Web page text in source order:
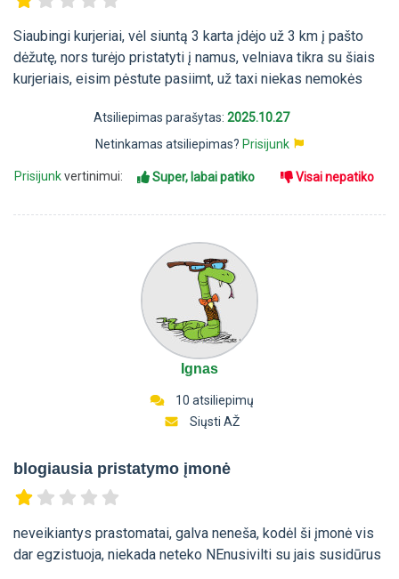
Siaubingi kurjeriai, vėl siuntą 3 karta įdėjo už 3 km į pašto
dėžutę, nors turėjo pristatyti į namus, velniava tikra su šiais
kurjeriais, eisim pėstute pasiimt, už taxi niekas nemokės
Atsiliepimas parašytas: 2025.10.27
Netinkamas atsiliepimas? Prisijunk
Prisijunkvertinimui: Super, labai patiko Visai nepatiko
Ignas
10 atsiliepimų
Siųsti AŽ
blogiausia pristatymo įmonė
neveikiantys prastomatai, galva neneša, kodėl ši įmonė vis
dar egzistuoja, niekada neteko NEnusivilti su jais susidūrus